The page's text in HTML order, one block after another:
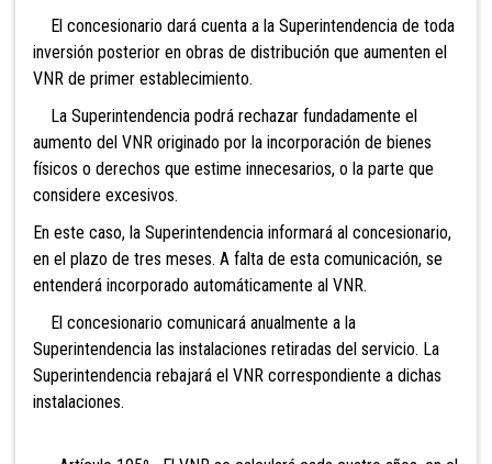
El concesionario dará cuenta a la Superintendencia de toda
inversión posterior en obras de distribución que aumenten el
VNR de primer establecimiento.
La Superintendencia podrá rechazar fundadamente el
aumento del VNR originado por la incorporación de bienes
físicos o derechos que estime innecesarios, o la parte que
considere excesivos.
En este caso, la Superintendencia informará al concesionario,
en el plazo de tres meses. A falta de esta comunicación, se
entenderá incorporado automáticamente al VNR.
El concesionario comunicará anualmente a la
Superintendencia las instalaciones retiradas del servicio. La
Superintendencia rebajará el VNR correspondiente a dichas
instalaciones.